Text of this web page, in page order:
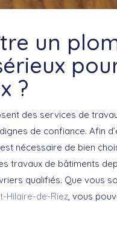
un
?
des services de
de confiance. Afin
nécessaire de bien
travaux de bâtiments
qualifiés. Que vous
Hilaire-de-Riez, vous